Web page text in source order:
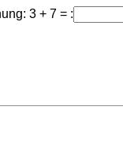
3 + 7 = :